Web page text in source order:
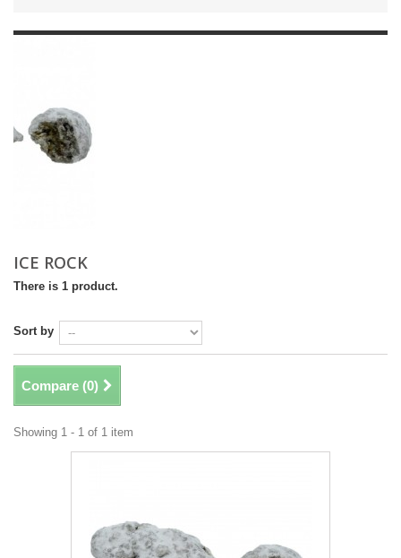
ICE ROCK
There is 1 product.
Sort by
Compare (0)
Showing 1 - 1 of 1 item